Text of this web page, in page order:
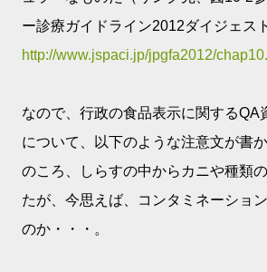
ー診療ガイドライン2012ダイジェス
http://www.jspaci.jp/jpgfa2012/
なので、行政の食品表示に関するQA
について、以下のような注意文が書
のころ、しらすの中からカニや種類
たが、今思えば、コンタミネーショ
のか・・・。